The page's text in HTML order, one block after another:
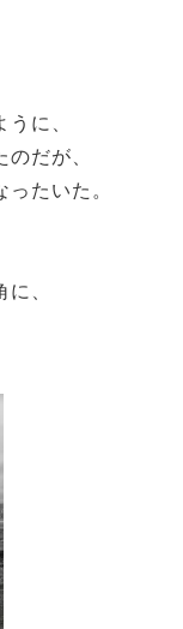
に、
だが、
たいた。
、